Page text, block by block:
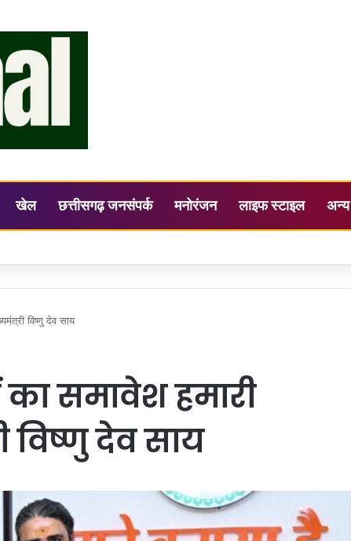
खेल छत्तीसगढ़ जनसंपर्क मनोरंजन लाइफ स्टाइल अन्य
ने ली समय-सीमा फॉलोअप बैठक
विष्णु देव साय
का समावेश हमारी
विष्णु देव साय